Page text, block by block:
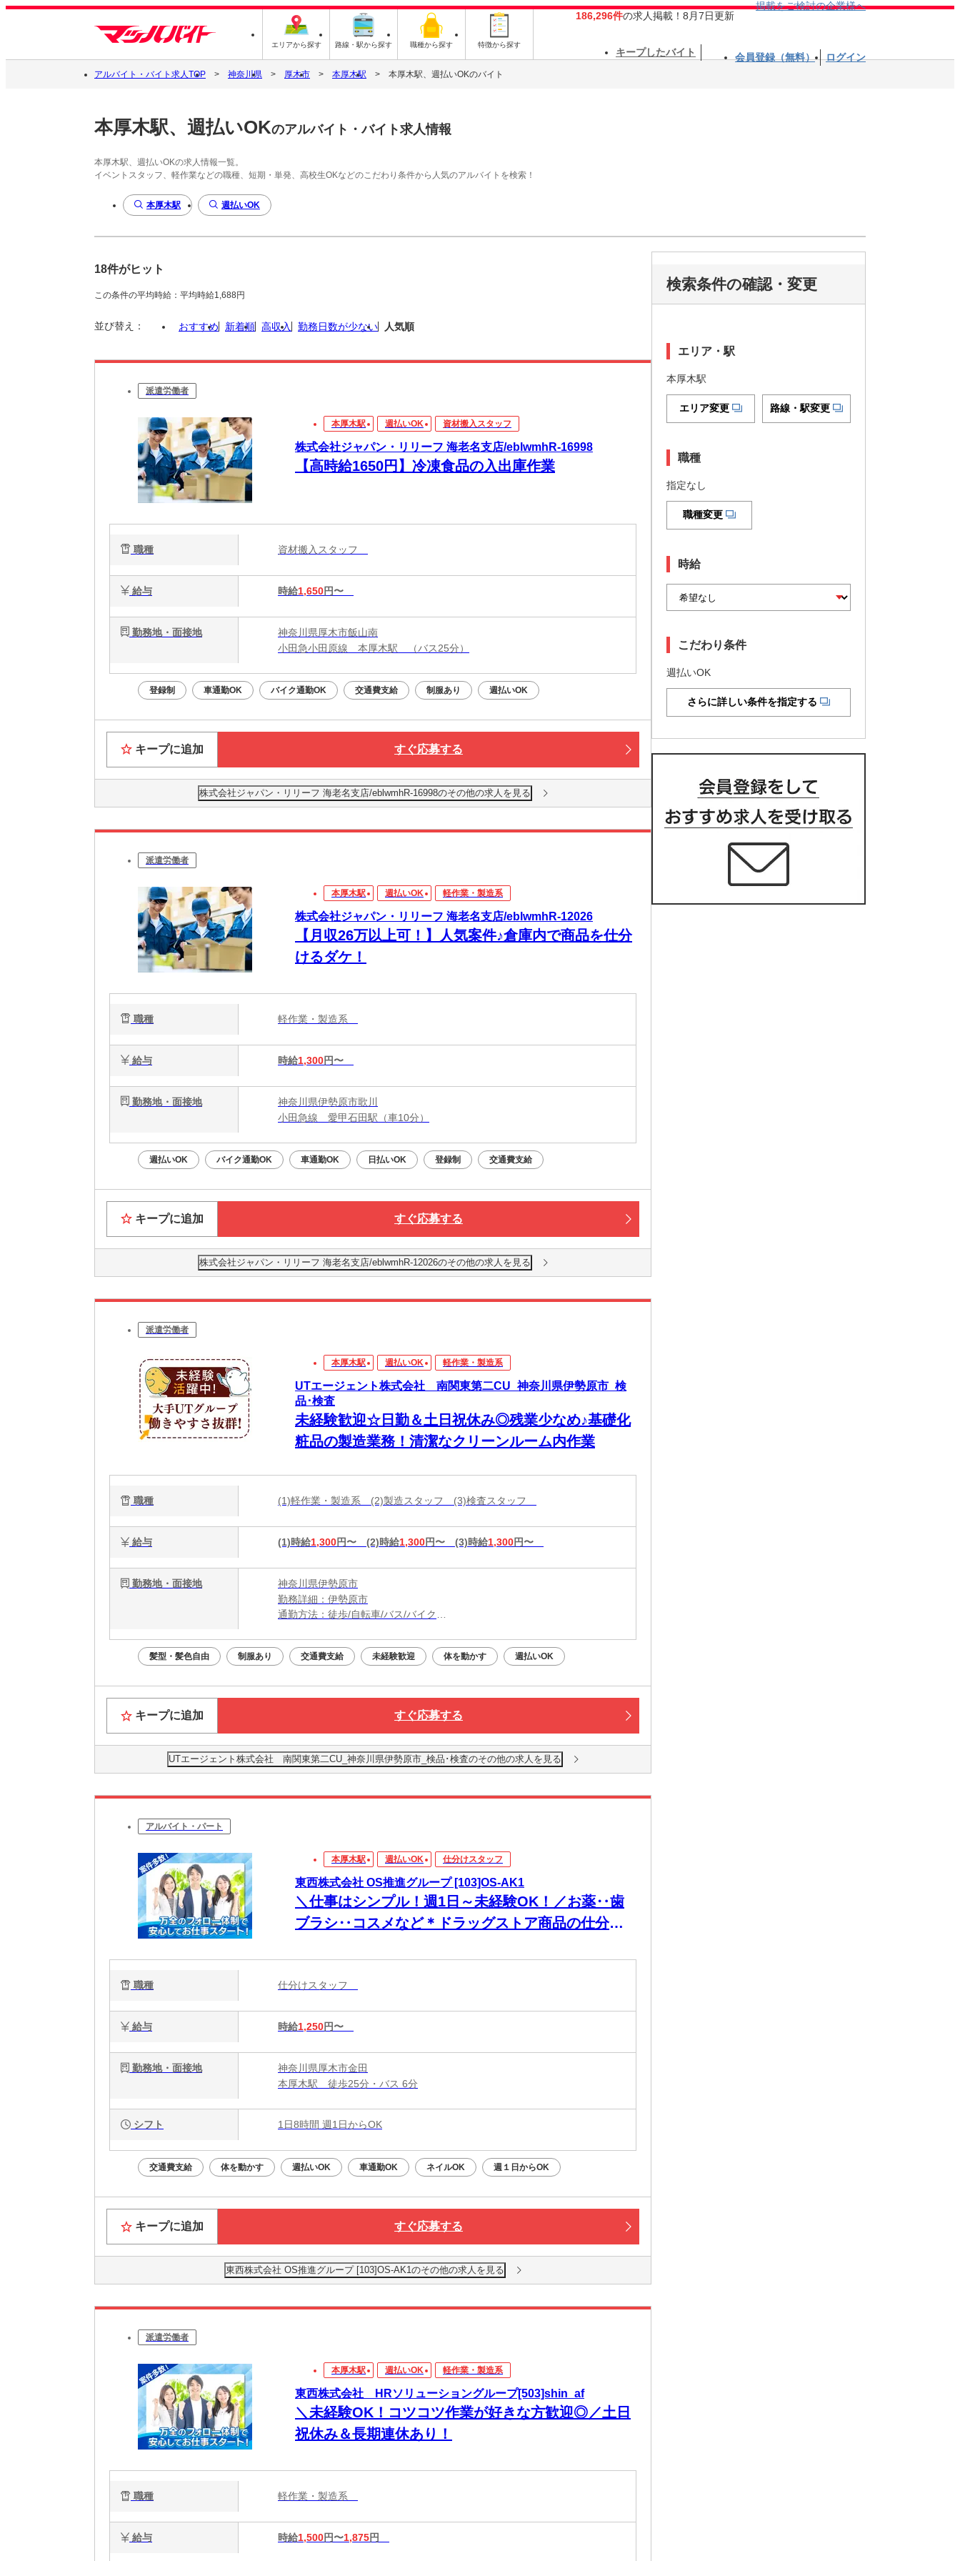
エリアから探す 路線・駅から探す 職種から探す 特徴から探す
186,296件の求人掲載！8月7日更新
掲載をご検討の企業様へ
キープしたバイト 会員登録（無料） ログイン
アルバイト・バイト求人TOP 神奈川県 厚木市 本厚木駅 本厚木駅、週払いOKのバイト
本厚木駅、週払いOKのアルバイト・バイト求人情報
本厚木駅、週払いOKの求人情報一覧。
イベントスタッフ、軽作業などの職種、短期・単発、高校生OKなどのこだわり条件から人気のアルバイトを検索！
本厚木駅 週払いOK
18件がヒット
この条件の平均時給：平均時給1,688円
並び替え： おすすめ 新着順 高収入 勤務日数が少ない 人気順
派遣労働者
本厚木駅 週払いOK 資材搬入スタッフ
株式会社ジャパン・リリーフ 海老名支店/eblwmhR-16998
【高時給1650円】冷凍食品の入出庫作業
職種 資材搬入スタッフ
給与 時給1,650円〜
勤務地・面接地
神奈川県厚木市飯山南
小田急小田原線 本厚木駅 （バス25分）
登録制 車通勤OK バイク通勤OK 交通費支給 制服あり 週払いOK
キープに追加 すぐ応募する
株式会社ジャパン・リリーフ 海老名支店/eblwmhR-16998のその他の求人を見る
派遣労働者
本厚木駅 週払いOK 軽作業・製造系
株式会社ジャパン・リリーフ 海老名支店/eblwmhR-12026
【月収26万以上可！】人気案件♪倉庫内で商品を仕分
けるダケ！
職種 軽作業・製造系
給与 時給1,300円〜
勤務地・面接地
神奈川県伊勢原市歌川
小田急線 愛甲石田駅（車10分）
週払いOK バイク通勤OK 車通勤OK 日払いOK 登録制 交通費支給
キープに追加 すぐ応募する
株式会社ジャパン・リリーフ 海老名支店/eblwmhR-12026のその他の求人を見る
派遣労働者
本厚木駅 週払いOK 軽作業・製造系
UTエージェント株式会社 南関東第二CU_神奈川県伊勢原市_検
品･検査
未経験歓迎☆日勤＆土日祝休み◎残業少なめ♪基礎化
粧品の製造業務！清潔なクリーンルーム内作業
職種 (1)軽作業・製造系 (2)製造スタッフ (3)検査スタッフ
給与 (1)時給1,300円〜 (2)時給1,300円〜 (3)時給1,300円〜
勤務地・面接地
神奈川県伊勢原市
勤務詳細：伊勢原市
通勤方法：徒歩/自転車/バス/バイク
※駐車場利用OK（3,000円/月）
髪型・髪色自由 制服あり 交通費支給 未経験歓迎 体を動かす 週払いOK
キープに追加 すぐ応募する
UTエージェント株式会社 南関東第二CU_神奈川県伊勢原市_検品･検査のその他の求人を見る
アルバイト・パート
本厚木駅 週払いOK 仕分けスタッフ
東西株式会社 OS推進グループ [103]OS-AK1
＼仕事はシンプル！週1日～未経験OK！／お薬‥歯
ブラシ‥コスメなど＊ドラッグストア商品の仕分け
職種 仕分けスタッフ
給与 時給1,250円〜
勤務地・面接地
神奈川県厚木市金田
本厚木駅 徒歩25分・バス 6分
シフト 1日8時間 週1日からOK
交通費支給 体を動かす 週払いOK 車通勤OK ネイルOK 週１日からOK
キープに追加 すぐ応募する
東西株式会社 OS推進グループ [103]OS-AK1のその他の求人を見る
派遣労働者
本厚木駅 週払いOK 軽作業・製造系
東西株式会社 HRソリューショングループ[503]shin_af
＼未経験OK！コツコツ作業が好きな方歓迎◎／土日
祝休み＆長期連休あり！
職種 軽作業・製造系
給与 時給1,500円〜1,875円
検索条件の確認・変更
エリア・駅
本厚木駅
エリア変更 路線・駅変更
職種
指定なし
職種変更
時給
こだわり条件
週払いOK
さらに詳しい条件を指定する